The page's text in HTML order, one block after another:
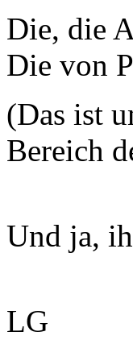
Die, die
Die von
(Das ist
Bereich
Und ja,
LG